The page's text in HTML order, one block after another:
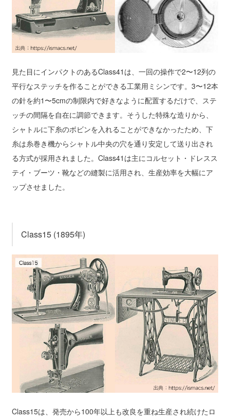
見た目にインパクトのあるClass41は、一回の操作で2〜12列の
平行なステッチを作ることができる工業用ミシンです。3〜12本
の針を約1〜5cmの制限内で好きなように配置するだけで、ステ
ッチの間隔を自在に調節できます。そうした特殊な造りから、
シャトルに下糸のボビンを入れることができなかったため、下
糸は糸巻き機からシャトル中央の穴を通り安定して送り出され
る方式が採用されました。Class41は主にコルセット・ドレスス
テイ・ブーツ・靴などの縫製に活用され、生産効率を大幅にア
ップさせました。
Class15 (1895年)
Class15は、発売から100年以上も改良を重ね生産され続けたロ